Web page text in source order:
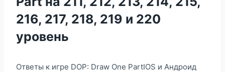
216, 217, 218, 219 и 220
уровень
Ответы к игре DOP: Draw One PartIOS и Андроид